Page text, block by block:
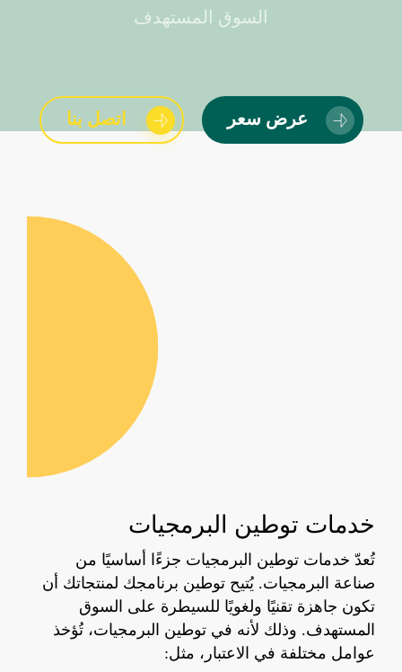
السوق المستهدف
اتصل بنا عرض سعر
خدمات توطين البرمجيات
تُعدّ خدمات توطين البرمجيات جزءًا أساسيًا من
صناعة البرمجيات. يُتيح توطين برنامجك لمنتجاتك أن
تكون جاهزة تقنيًا ولغويًا للسيطرة على السوق
المستهدف. وذلك لأنه في توطين البرمجيات، تُؤخذ
عوامل مختلفة في الاعتبار، مثل: